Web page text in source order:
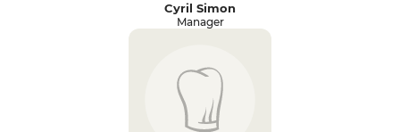
Cyril Simon
Manager